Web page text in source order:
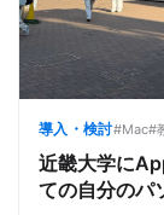
導入・検討#Mac#
近畿大学に
ての自分のパ